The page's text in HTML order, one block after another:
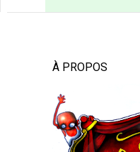
À PROPOS